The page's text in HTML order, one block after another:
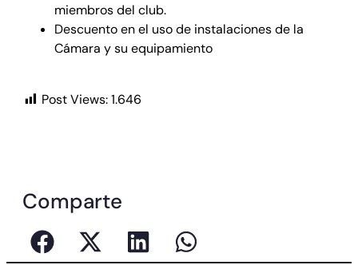
miembros del club.
Descuento en el uso de instalaciones de la
Cámara y su equipamiento
Post Views:1.646
Comparte